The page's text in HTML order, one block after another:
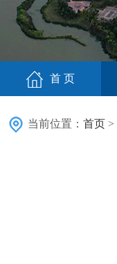
首 页
当前位置： 首页 >